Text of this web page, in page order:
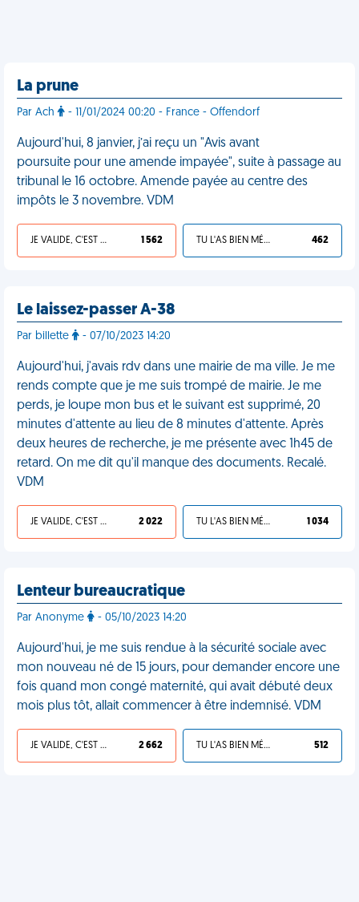
La prune
Par Ach - 11/01/2024 00:20 - France - Offendorf
Aujourd'hui, 8 janvier, j’ai reçu un "Avis avant
poursuite pour une amende impayée", suite à passage au
tribunal le 16 octobre. Amende payée au centre des
impôts le 3 novembre. VDM
JE VALIDE, C'EST UNE VDM 1 562 TU L'AS BIEN MÉRITÉ 462
Le laissez-passer A-38
Par billette - 07/10/2023 14:20
Aujourd'hui, j'avais rdv dans une mairie de ma ville. Je me
rends compte que je me suis trompé de mairie. Je me
perds, je loupe mon bus et le suivant est supprimé, 20
minutes d'attente au lieu de 8 minutes d'attente. Après
deux heures de recherche, je me présente avec 1h45 de
retard. On me dit qu'il manque des documents. Recalé.
VDM
JE VALIDE, C'EST UNE VDM 2 022 TU L'AS BIEN MÉRITÉ 1 034
Lenteur bureaucratique
Par Anonyme - 05/10/2023 14:20
Aujourd'hui, je me suis rendue à la sécurité sociale avec
mon nouveau né de 15 jours, pour demander encore une
fois quand mon congé maternité, qui avait débuté deux
mois plus tôt, allait commencer à être indemnisé. VDM
JE VALIDE, C'EST UNE VDM 2 662 TU L'AS BIEN MÉRITÉ 512